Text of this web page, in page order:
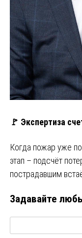
🚩 Экспертиза
Когда пожар уже
этап – подсчёт
пострадавшим
Задавайте